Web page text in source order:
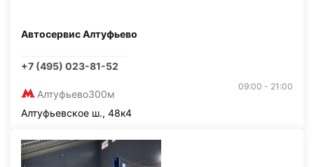
Автосервис Алтуфьево
+7 (495) 023-81-52
Алтуфьево300м
09:00 - 21:00
Алтуфьевское ш., 48к4